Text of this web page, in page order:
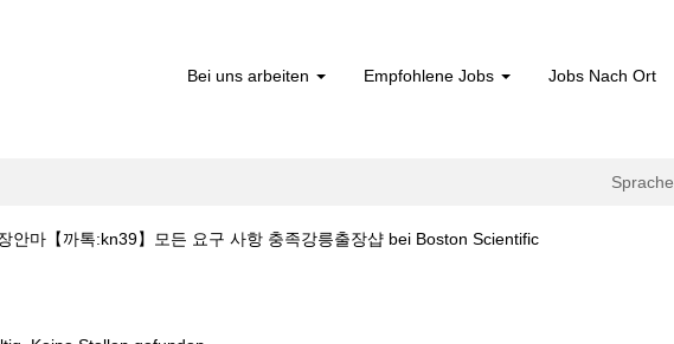
Bei uns arbeiten Empfohlene Jobs Jobs Nach Ort
Sprache
안마【까톡:kn39】모든 요구 사항 충족강릉출장샵 bei Boston Scientific(aktuelle